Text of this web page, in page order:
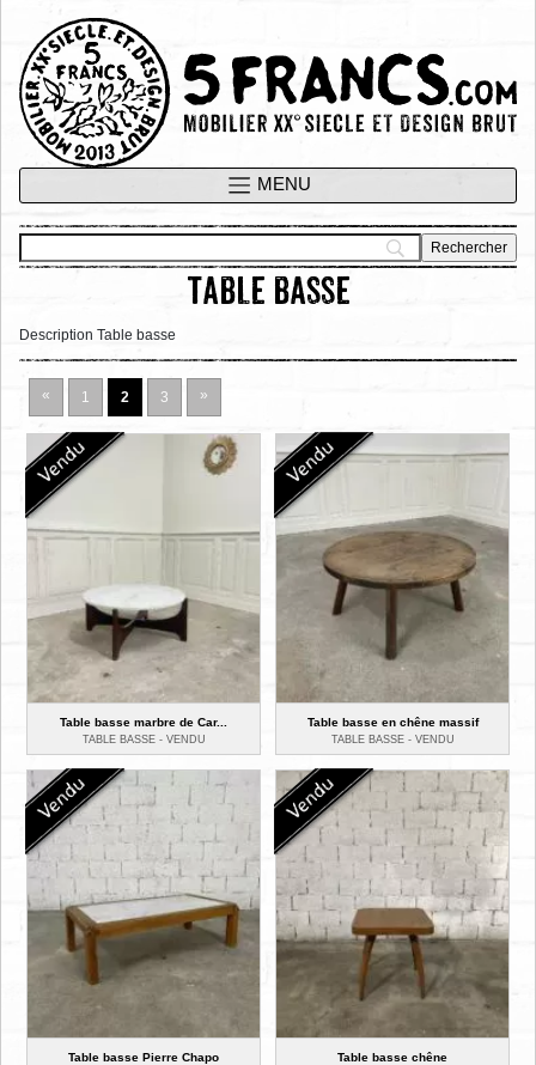
table basse
Description Table basse
« 1 2 3 »
Table basse marbre de Car...
TABLE BASSE - VENDU
Table basse en chêne massif
TABLE BASSE - VENDU
Table basse Pierre Chapo Table basse chêne